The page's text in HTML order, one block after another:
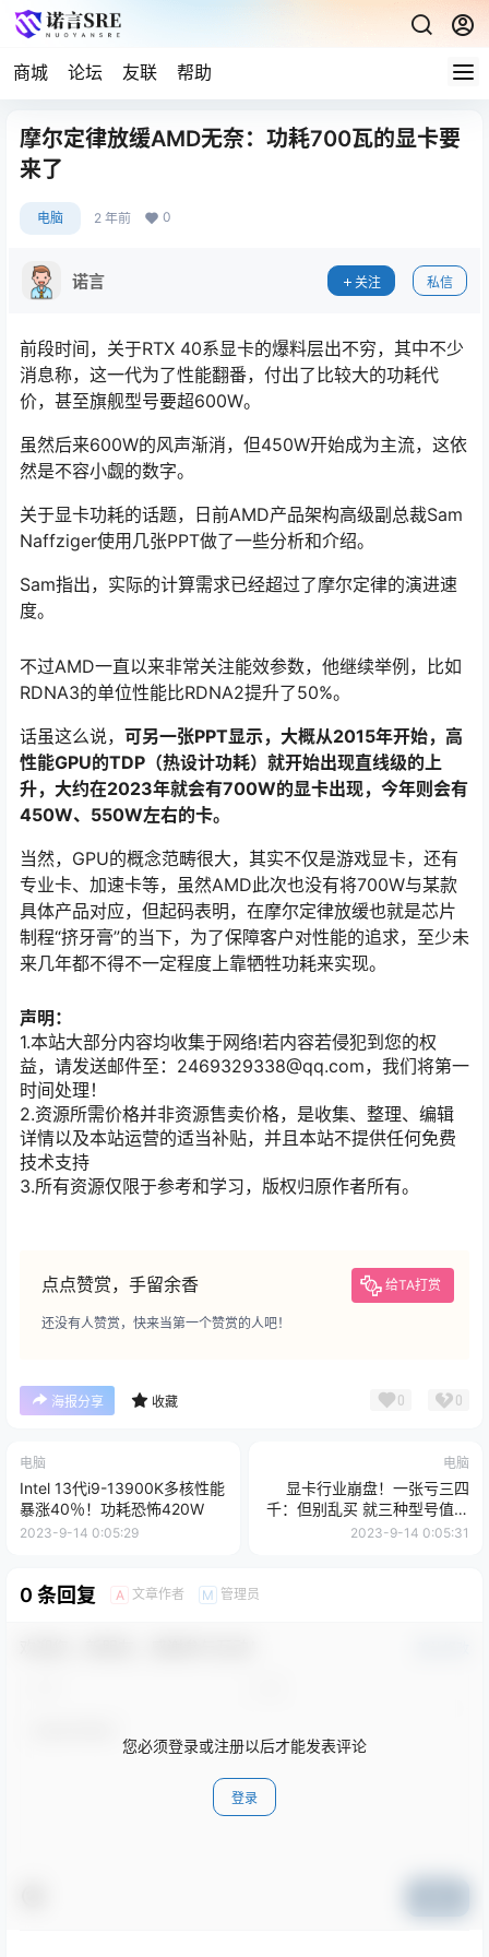
商城 论坛 友联 帮助
摩尔定律放缓AMD无奈：功耗700瓦的显卡要
来了
电脑 2 年前 0
诺言 关注 私信
前段时间，关于RTX 40系显卡的爆料层出不穷，其中不少
消息称，这一代为了性能翻番，付出了比较大的功耗代
价，甚至旗舰型号要超600W。
虽然后来600W的风声渐消，但450W开始成为主流，这依
然是不容小觑的数字。
关于显卡功耗的话题，日前AMD产品架构高级副总裁Sam
Naffziger使用几张PPT做了一些分析和介绍。
Sam指出，实际的计算需求已经超过了摩尔定律的演进速
度。
不过AMD一直以来非常关注能效参数，他继续举例，比如
RDNA3的单位性能比RDNA2提升了50%。
话虽这么说， 可另一张PPT显示，大概从2015年开始，高
性能GPU的TDP（热设计功耗）就开始出现直线级的上
升，大约在2023年就会有700W的显卡出现，今年则会有
450W、550W左右的卡。
当然，GPU的概念范畴很大，其实不仅是游戏显卡，还有
专业卡、加速卡等，虽然AMD此次也没有将700W与某款
具体产品对应，但起码表明，在摩尔定律放缓也就是芯片
制程“挤牙膏”的当下，为了保障客户对性能的追求，至少未
来几年都不得不一定程度上靠牺牲功耗来实现。
声明：
1.本站大部分内容均收集于网络!若内容若侵犯到您的权
益，请发送邮件至：2469329338@qq.com，我们将第一
时间处理！
2.资源所需价格并非资源售卖价格，是收集、整理、编辑
详情以及本站运营的适当补贴，并且本站不提供任何免费
技术支持
3.所有资源仅限于参考和学习，版权归原作者所有。
点点赞赏，手留余香 给TA打赏
还没有人赞赏，快来当第一个赞赏的人吧！
海报分享 收藏 0 0
电脑
Intel 13代i9-13900K多核性能
暴涨40％！功耗恐怖420W
2023-9-14 0:05:29
电脑
显卡行业崩盘！一张亏三四
千：但别乱买 就三种型号值得
买
2023-9-14 0:05:31
0 条回复 A 文章作者 M 管理员
您必须登录或注册以后才能发表评论
登录